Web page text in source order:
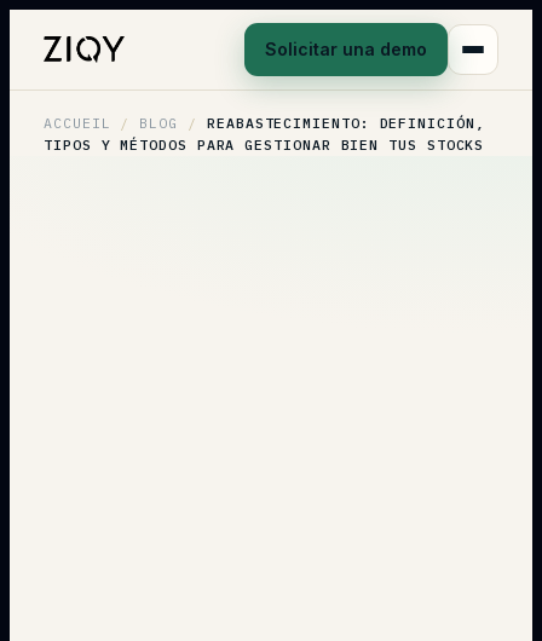
Solicitar una demo
ACCUEIL / BLOG /
REABASTECIMIENTO: DEFINICIÓN,
TIPOS Y MÉTODOS PARA GESTIONAR BIEN TUS STOCKS